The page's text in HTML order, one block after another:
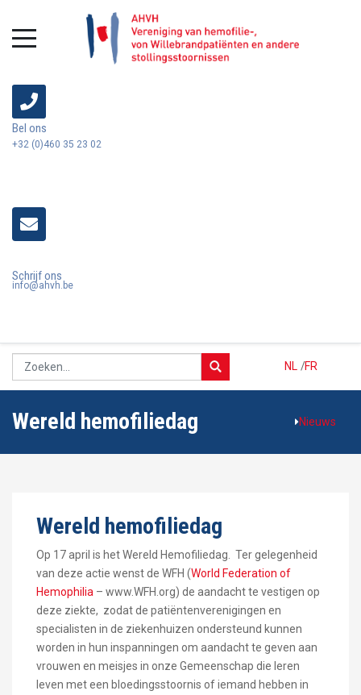
Bel ons
+32 (0)460 35 23 02
Schrijf ons
info@ahvh.be
NL FR
/
Wereld hemofiliedag Nieuws
Wereld hemofiliedag
Op 17 april is het Wereld Hemofiliedag. Ter gelegenheid
van deze actie wenst de WFH (World Federation of
Hemophilia – www.WFH.org) de aandacht te vestigen op
deze ziekte, zodat de patiëntenverenigingen en
specialisten in de ziekenhuizen ondersteund kunnen
worden in hun inspanningen om aandacht te geven aan
vrouwen en meisjes in onze Gemeenschap die leren
leven met een bloedingsstoornis of iemand hebben in